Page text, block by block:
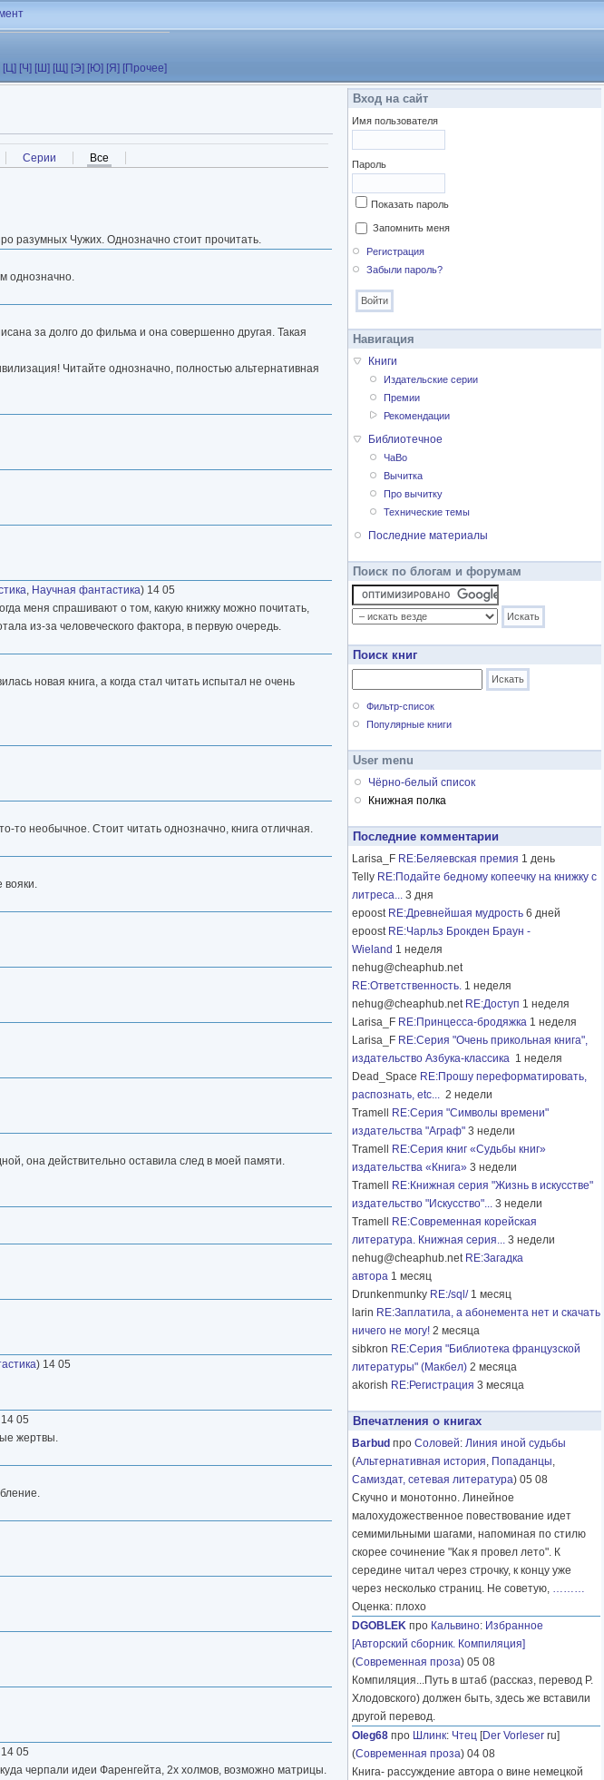
[Ц] [Ч] [Ш] [Щ] [Э] [Ю] [Я] [Прочее]
Серии Все
разумных Чужих. Однозначно стоит прочитать.
однозначно.
за долго до фильма и она совершенно другая. Такая
Читайте однозначно, полностью альтернативная
, Научная фантастика) 14 05
меня спрашивают о том, какую книжку можно почитать,
из-за человеческого фактора, в первую очередь.
новая книга, а когда стал читать испытал не очень
то необычное. Стоит читать однозначно, книга отличная.
вояки.
она действительно оставила след в моей памяти.
) 14 05
05
жертвы.
05
черпали идеи Фаренгейта, 2х холмов, возможно матрицы.
Вход на сайт
Имя пользователя
Пароль
Показать пароль
Запомнить меня
Регистрация
Забыли пароль?
Навигация
Книги
Издательские серии
Премии
Рекомендации
Библиотечное
ЧаВо
Вычитка
Про вычитку
Технические темы
Последние материалы
Поиск по блогам и форумам
Поиск книг
Фильтр-список
Популярные книги
User menu
Чёрно-белый список
Книжная полка
Последние комментарии
Larisa_F RE:Беляевская премия 1 день
Telly RE:Подайте бедному копеечку на книжку с
литреса... 3 дня
epoost RE:Древнейшая мудрость 6 дней
epoost RE:Чарльз Брокден Браун -
Wieland 1 неделя
nehug@cheaphub.net
RE:Ответственность. 1 неделя
nehug@cheaphub.net RE:Доступ 1 неделя
Larisa_F RE:Принцесса-бродяжка 1 неделя
Larisa_F RE:Серия "Очень прикольная книга",
издательство Азбука-классика 1 неделя
Dead_Space RE:Прошу переформатировать,
распознать, etc... 2 недели
Tramell
RE:Серия "Символы времени"
издательства "Аграф" 3 недели
Tramell
RE:Серия книг «Судьбы книг»
издательства «Книга» 3 недели
Tramell
RE:Книжная серия "Жизнь в искусстве"
издательство "Искусство"... 3 недели
Tramell
RE:Современная корейская
литература. Книжная серия... 3 недели
nehug@cheaphub.net RE:Загадка
автора 1 месяц
Drunkenmunky RE:/sql/ 1 месяц
larin RE:Заплатила, а абонемента нет и скачать
ничего не могу! 2 месяца
sibkron RE:Серия "Библиотека французской
литературы" (Макбел) 2 месяца
akorish RE:Регистрация 3 месяца
Впечатления о книгах
Barbud про Соловей: Линия иной судьбы
(Альтернативная история, Попаданцы,
Самиздат, сетевая литература) 05 08
Скучно и монотонно. Линейное
малохудожественное повествование идет
семимильными шагами, напоминая по стилю
скорее сочинение "Как я провел лето". К
середине читал через строчку, к концу уже
через несколько страниц. Не советую, ………
Оценка: плохо
DGOBLEK про Кальвино: Избранное
[Авторский сборник. Компиляция]
(Современная проза) 05 08
Компиляция...Путь в штаб (рассказ, перевод Р.
Хлодовского) должен быть, здесь же вставили
другой перевод.
Oleg68 про Шлинк: Чтец [Der Vorleser ru]
(Современная проза) 04 08
Книга- рассуждение автора о вине немецкой